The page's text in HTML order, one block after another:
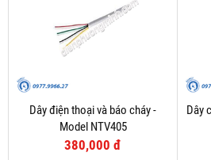
Dây điện thoại và báo cháy -
Model NTV405
380,000 đ
Dây